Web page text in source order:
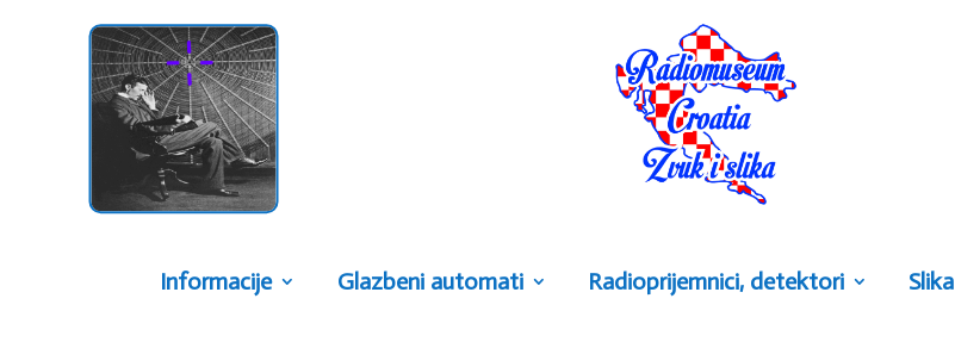
Informacije Glazbeni automati Radioprijemnici, detektori Slika